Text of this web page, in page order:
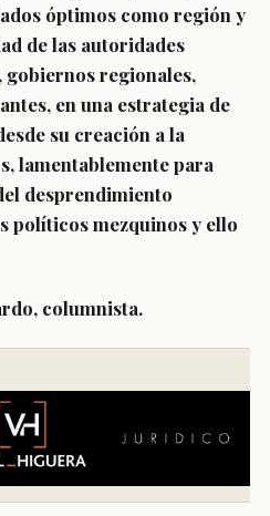
óptimos como región y
de las autoridades
gobiernos regionales,
en una estrategia de
su creación a la
lamentablemente para
desprendimiento
políticos mezquinos y ello
columnista.